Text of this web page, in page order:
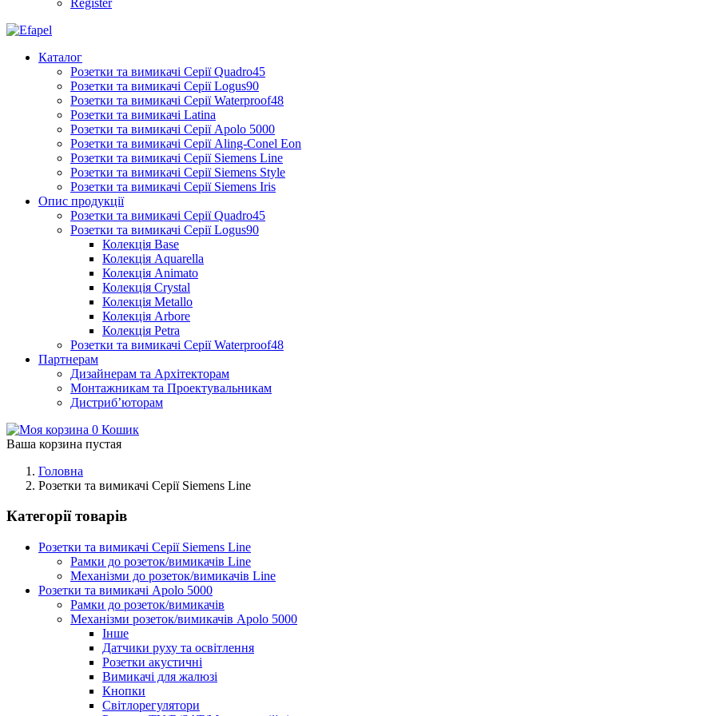
Каталог
Розетки та вимикачі Серії Quadro45
Розетки та вимикачі Серії Logus90
Розетки та вимикачі Серії Waterproof48
Розетки та вимикачі Latina
Розетки та вимикачі Серії Apolo 5000
Розетки та вимикачі Серії Aling-Conel Eon
Розетки та вимикачі Серії Siemens Line
Розетки та вимикачі Серії Siemens Style
Розетки та вимикачі Серії Siemens Iris
Опис продукції
Розетки та вимикачі Серії Quadro45
Розетки та вимикачі Серії Logus90
Колекція Base
Колекція Aquarella
Колекція Animato
Колекція Crystal
Колекція Metallo
Колекція Arbore
Колекція Petra
Розетки та вимикачі Серії Waterproof48
Партнерам
Дизайнерам та Архітекторам
Монтажникам та Проектувальникам
Дистриб’юторам
0 Кошик
Ваша корзина пустая
Головна
Розетки та вимикачі Серії Siemens Line
Категорії товарів
Розетки та вимикачі Серії Siemens Line
Рамки до розеток/вимикачів Line
Механізми до розеток/вимикачів Line
Розетки та вимикачі Apolo 5000
Рамки до розеток/вимикачів
Механізми розеток/вимикачів Apolo 5000
Інше
Датчики руху та освітлення
Розетки акустичні
Вимикачі для жалюзі
Кнопки
Світлорегулятори